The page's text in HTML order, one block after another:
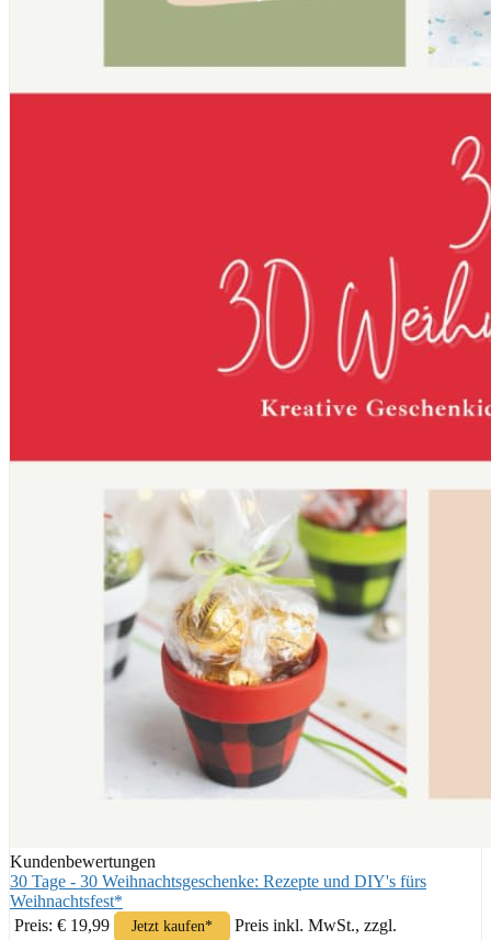
Kundenbewertungen
30 Tage - 30 Weihnachtsgeschenke: Rezepte und DIY's fürs
Weihnachtsfest*
Preis: € 19,99
Jetzt kaufen*
Preis inkl. MwSt., zzgl.